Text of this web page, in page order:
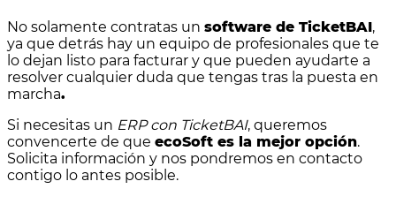
No solamente contratas un software de TicketBAI,
ya que detrás hay un equipo de profesionales que te
lo dejan listo para facturar y que pueden ayudarte a
resolver cualquier duda que tengas tras la puesta en
marcha.
Si necesitas un ERP con TicketBAI, queremos
convencerte de que ecoSoft es la mejor opción.
Solicita información y nos pondremos en contacto
contigo lo antes posible.